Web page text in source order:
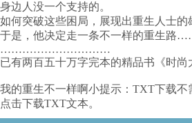
身边人没一个支持的。
如何突破这些困局，展现出重生人士的
于是，他决定走一条不一样的重生路
…………………………
已有两百五十万字完本的精品书《时尚
我的重生不一样啊小提示：TXT下载
点击下载TXT文本。